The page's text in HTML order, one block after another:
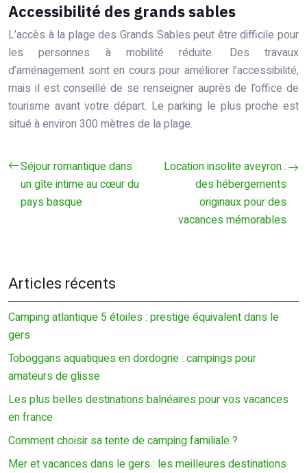
Accessibilité des grands sables
L’accès à la plage des Grands Sables peut être difficile pour
les personnes à mobilité réduite. Des travaux
d’aménagement sont en cours pour améliorer l’accessibilité,
mais il est conseillé de se renseigner auprès de l’office de
tourisme avant votre départ. Le parking le plus proche est
situé à environ 300 mètres de la plage.
Séjour romantique dans
un gîte intime au cœur du
pays basque
Location insolite aveyron :
des hébergements
originaux pour des
vacances mémorables
Articles récents
Camping atlantique 5 étoiles : prestige équivalent dans le
gers
Toboggans aquatiques en dordogne : campings pour
amateurs de glisse
Les plus belles destinations balnéaires pour vos vacances
en france
Comment choisir sa tente de camping familiale ?
Mer et vacances dans le gers : les meilleures destinations